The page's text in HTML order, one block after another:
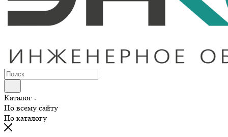
Каталог
По всему сайту
По каталогу